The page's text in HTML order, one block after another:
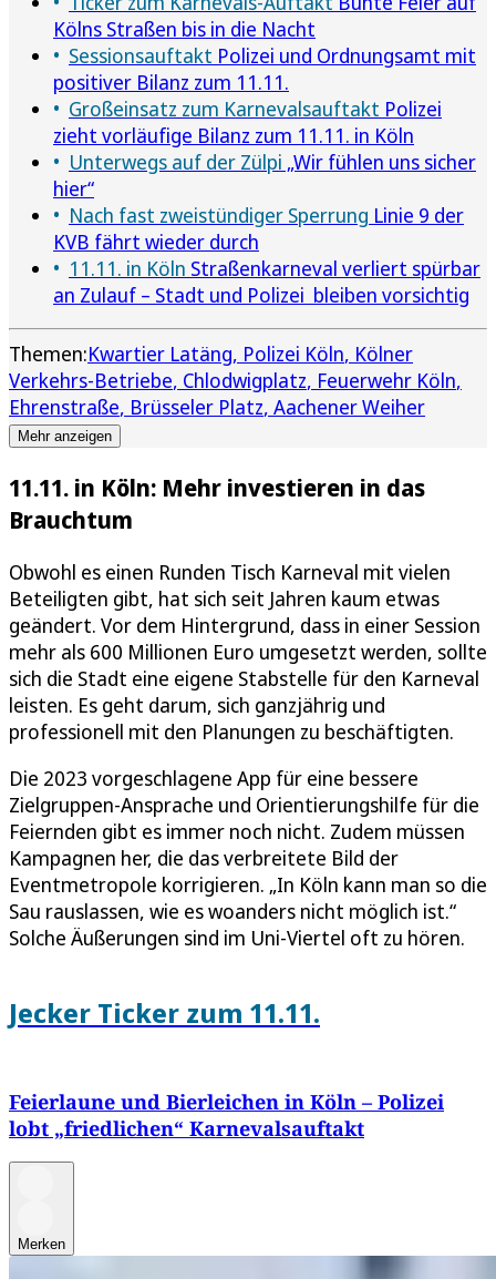
Kölns Straßen bis in die Nacht
Sessionsauftakt Polizei und Ordnungsamt mit
positiver Bilanz zum 11.11.
Großeinsatz zum Karnevalsauftakt Polizei
zieht vorläufige Bilanz zum 11.11. in Köln
Unterwegs auf der Zülpi „Wir fühlen uns sicher
hier“
Nach fast zweistündiger Sperrung Linie 9 der
KVB fährt wieder durch
11.11. in Köln Straßenkarneval verliert spürbar
an Zulauf – Stadt und Polizei bleiben vorsichtig
Themen:Kwartier Latäng Polizei Köln Kölner
Verkehrs-Betriebe Chlodwigplatz Feuerwehr Köln
Ehrenstraße Brüsseler Platz Aachener Weiher
Mehr anzeigen
11.11. in Köln: Mehr investieren in das
Brauchtum
Obwohl es einen Runden Tisch Karneval mit vielen
Beteiligten gibt, hat sich seit Jahren kaum etwas
geändert. Vor dem Hintergrund, dass in einer Session
mehr als 600 Millionen Euro umgesetzt werden, sollte
sich die Stadt eine eigene Stabstelle für den Karneval
leisten. Es geht darum, sich ganzjährig und
professionell mit den Planungen zu beschäftigten.
Die 2023 vorgeschlagene App für eine bessere
Zielgruppen-Ansprache und Orientierungshilfe für die
Feiernden gibt es immer noch nicht. Zudem müssen
Kampagnen her, die das verbreitete Bild der
Eventmetropole korrigieren. „In Köln kann man so die
Sau rauslassen, wie es woanders nicht möglich ist.“
Solche Äußerungen sind im Uni-Viertel oft zu hören.
Jecker Ticker zum 11.11.
Feierlaune und Bierleichen in Köln – Polizei
lobt „friedlichen“ Karnevalsauftakt
Merken